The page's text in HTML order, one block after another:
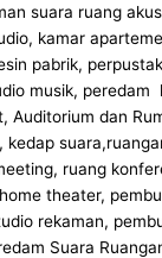
suara ruang
kamar
pabrik,
musik, peredam
Auditorium dan
kedap
ruang
theater,
rekaman,
Suara